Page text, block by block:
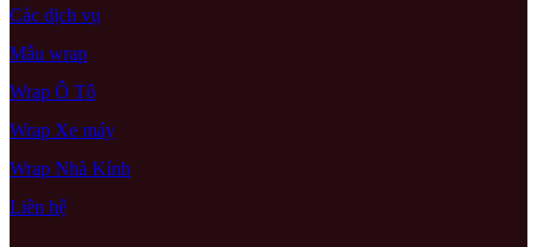
Các dịch vụ
Mẫu wrap
Wrap Ô Tô
Wrap Xe máy
Wrap Nhà Kính
Liên hệ